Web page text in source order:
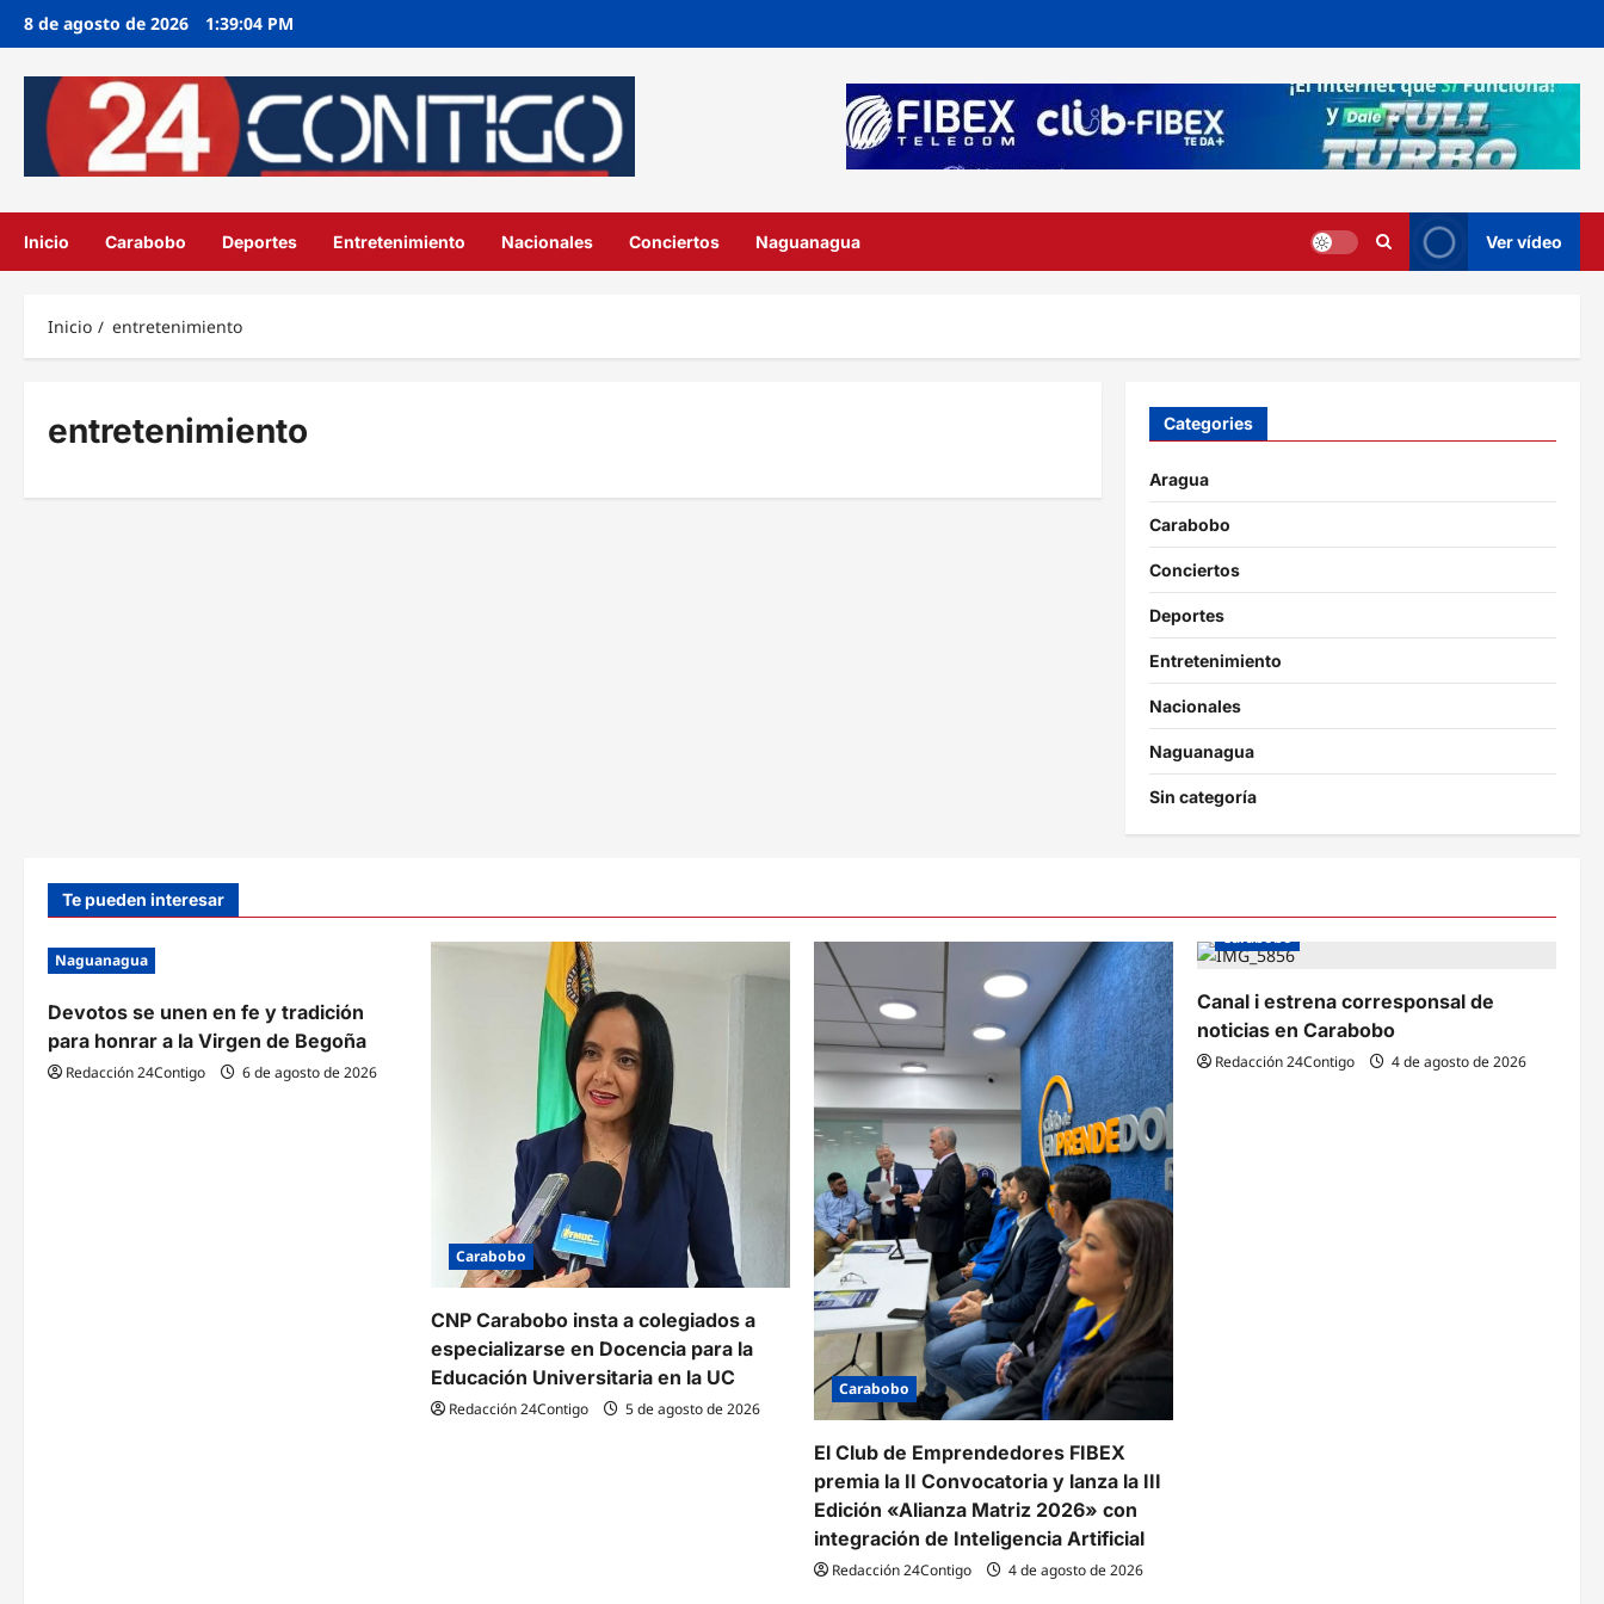
8 de agosto de 2026 1:39:04 PM
Inicio Carabobo Deportes Entretenimiento Nacionales Conciertos Naguanagua Ver vídeo
Inicio entretenimiento
entretenimiento Categories
Aragua
Carabobo
Conciertos
Deportes
Entretenimiento
Nacionales
Naguanagua
Sin categoría
Te pueden interesar
Naguanagua
Devotos se unen en fe y tradición
para honrar a la Virgen de Begoña
Redacción 24Contigo 6 de agosto de 2026
Carabobo
CNP Carabobo insta a colegiados a
especializarse en Docencia para la
Educación Universitaria en la UC
Redacción 24Contigo 5 de agosto de 2026
Carabobo
El Club de Emprendedores FIBEX
premia la II Convocatoria y lanza la III
Edición «Alianza Matriz 2026» con
integración de Inteligencia Artificial
Redacción 24Contigo 4 de agosto de 2026
Carabobo
Canal i estrena corresponsal de
noticias en Carabobo
Redacción 24Contigo 4 de agosto de 2026